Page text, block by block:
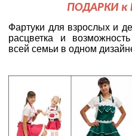
ПОДАРКИ к
Фартуки для взрослых и
расцветка и
всей семьи в одном